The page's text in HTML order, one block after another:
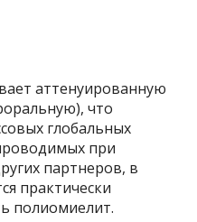
аттенуированную
что
глобальных
при
партнеров, в
практически
полиомиелит.